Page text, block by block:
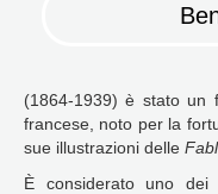
(1864-1939) è stato un
francese, noto per la
sue illustrazioni delle
È considerato uno